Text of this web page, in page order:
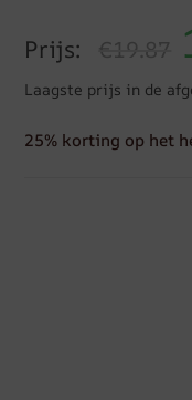
Prijs: €19.87
Laagste prijs in de
25% korting op het